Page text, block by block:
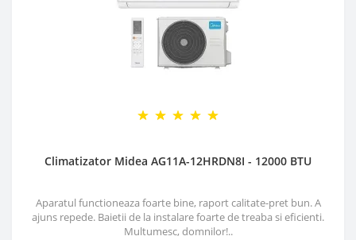
Climatizator Midea AG11A-12HRDN8I - 12000 BTU
Aparatul functioneaza foarte bine, raport calitate-pret bun. A
ajuns repede. Baietii de la instalare foarte de treaba si eficienti.
Multumesc, domnilor!..